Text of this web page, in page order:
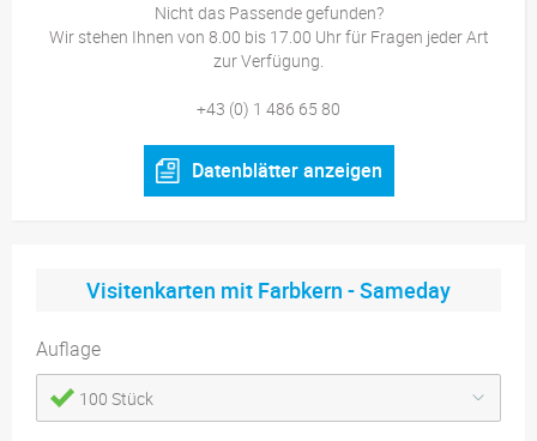
Nicht das Passende gefunden?
Wir stehen Ihnen von 8.00 bis 17.00 Uhr für Fragen jeder Art
zur Verfügung.
+43 (0) 1 486 65 80
Datenblätter anzeigen
Visitenkarten mit Farbkern - Sameday
Auflage
100 Stück